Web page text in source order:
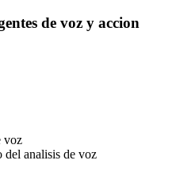
de voz y accion
voz
del analisis de voz